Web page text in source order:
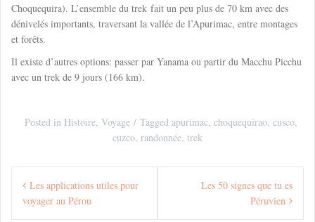
Choquequira). L’ensemble du trek fait un peu plus de 70 km avec des
dénivelés importants, traversant la vallée de l’Apurimac, entre montages
et forêts.
Il existe d’autres options: passer par Yanama ou partir du Macchu Picchu
avec un trek de 9 jours (166 km).
Posted in Histoire, Voyage Tagged apurimac, choquequirao, cusco,
cuzco, randonnée, trek
Navigation
deLes applications utiles pour
voyager au Pérou
Les 50 signes que tu es
Péruvien